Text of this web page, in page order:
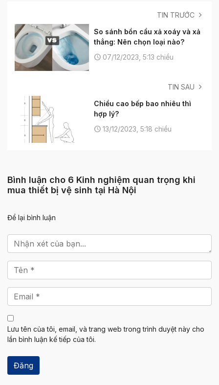
TIN TRƯỚC
So sánh bồn cầu xả xoáy và xả
thẳng: Nên chọn loại nào?
07/12/2023, 5:13 chiều
TIN SAU
Chiều cao bếp bao nhiêu thì
hợp lý?
13/12/2023, 5:18 chiều
Bình luận cho 6 Kinh nghiệm quan trọng khi
mua thiết bị vệ sinh tại Hà Nội
Để lại bình luận
Lưu tên của tôi, email, và trang web trong trình duyệt này cho
lần bình luận kế tiếp của tôi.